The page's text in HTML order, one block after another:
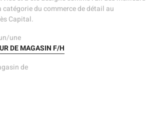
du commerce de détail au
Capital.
une
DE MAGASIN F/H
de